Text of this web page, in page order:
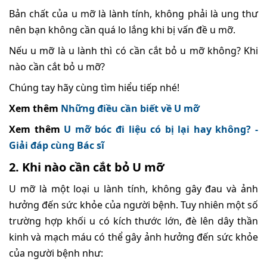
Bản chất của u mỡ là lành tính, không phải là ung thư
nên bạn không cần quá lo lắng khi bị vấn đề u mỡ.
Nếu u mỡ là u lành thì có cần cắt bỏ u mỡ không? Khi
nào cần cắt bỏ u mỡ?
Chúng tay hãy cùng tìm hiểu tiếp nhé!
Xem thêm Những điều cần biết về U mỡ
Xem thêm U mỡ bóc đi liệu có bị lại hay không? -
Giải đáp cùng Bác sĩ
2. Khi nào cần cắt bỏ U mỡ
U mỡ là một loại u lành tính, không gây đau và ảnh
hưởng đến sức khỏe của người bệnh. Tuy nhiên một số
trường hợp khối u có kích thước lớn, đè lên dây thần
kinh và mạch máu có thể gây ảnh hưởng đến sức khỏe
của người bệnh như: